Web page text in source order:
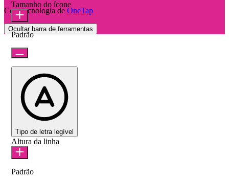
Com tecnologia de OneTap
Ocultar barra de ferramentas
Tamanho do ícone
Padrão
Tipo de letra legível
Altura da linha
Padrão